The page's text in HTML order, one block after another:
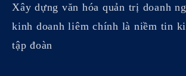
Xây dựng văn hóa quản trị doanh
kinh doanh liêm chính là niềm tin
tập đoàn